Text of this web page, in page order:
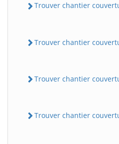
Trouver chantier
Trouver chantier
Trouver chantier
Trouver chantier